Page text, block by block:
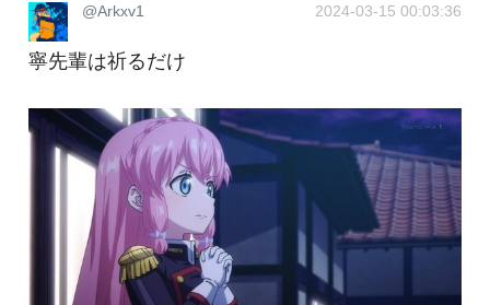
@Arkxv1 2024-03-15 00:03:36
寧先輩は祈るだけ